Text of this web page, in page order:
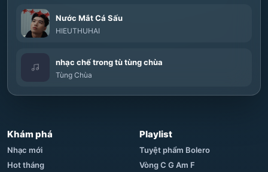
Nước Mắt Cá Sấu
HIEUTHUHAI
nhạc chế trong tù tùng chùa
Tùng Chùa
Khám phá
Nhạc mới
Hot tháng
Playlist
Tuyệt phẩm Bolero
Vòng C G Am F